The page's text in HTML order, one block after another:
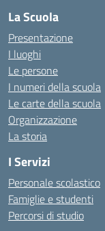
La Scuola
Presentazione
I luoghi
Le persone
I numeri della scuola
Le carte della scuola
Organizzazione
La storia
I Servizi
Personale scolastico
Famiglie e studenti
Percorsi di studio